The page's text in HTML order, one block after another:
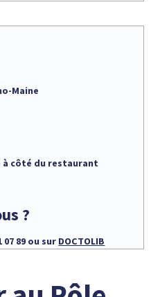
Maine
à côté du restaurant
?
07 89 ou sur DOCTOLIB